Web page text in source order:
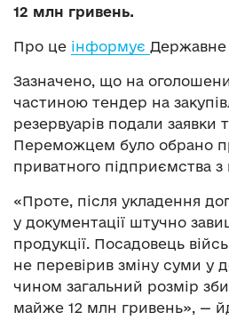
12 млн гривень.
Про це інформує Державне
Зазначено, що на
частиною тендер на
резервуарів подали заявки
Переможцем було обрано
приватного підприємства
«Проте, після укладення
у документації штучно
продукції. Посадовець
не перевірив зміну суми у
чином загальний розмір
майже 12 млн гривень», —